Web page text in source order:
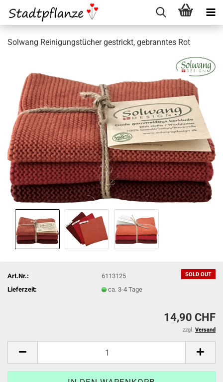
Solwang Reinigungstücher gestrickt, gebranntes Rot
SOLD OUT
Art.Nr.:
6113125
Lieferzeit:
ca. 3-4 Tage
14,90 CHF
zzgl. Versand